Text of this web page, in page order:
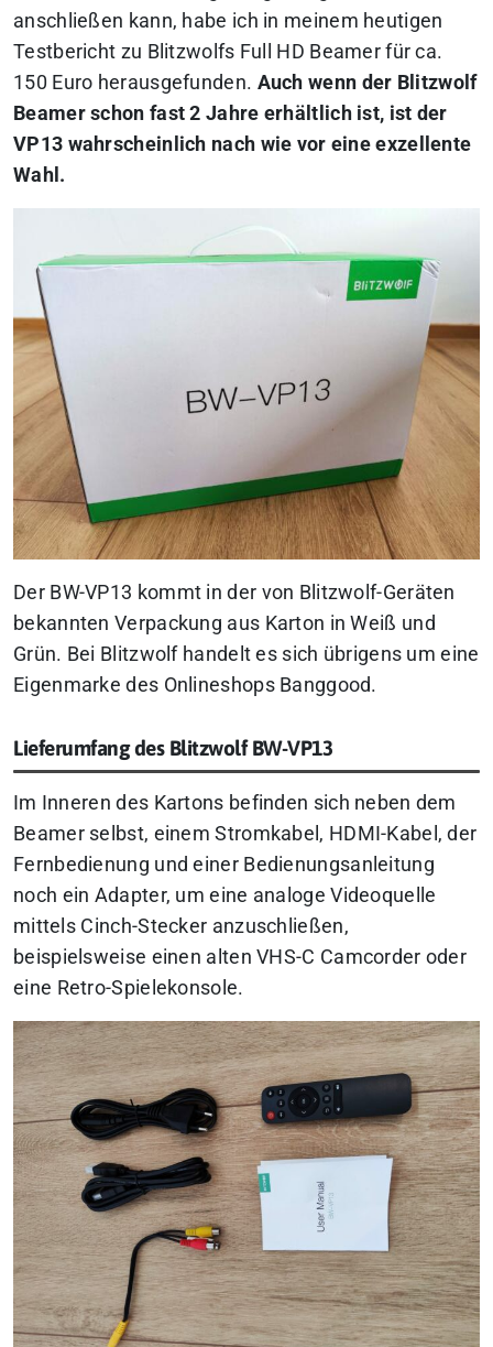
anschließen kann, habe ich in meinem heutigen
Testbericht zu Blitzwolfs Full HD Beamer für ca.
150 Euro herausgefunden. Auch wenn der Blitzwolf
Beamer schon fast 2 Jahre erhältlich ist, ist der
VP13 wahrscheinlich nach wie vor eine exzellente
Wahl.
Der BW-VP13 kommt in der von Blitzwolf-Geräten
bekannten Verpackung aus Karton in Weiß und
Grün. Bei Blitzwolf handelt es sich übrigens um eine
Eigenmarke des Onlineshops Banggood.
Lieferumfang des Blitzwolf BW-VP13
Im Inneren des Kartons befinden sich neben dem
Beamer selbst, einem Stromkabel, HDMI-Kabel, der
Fernbedienung und einer Bedienungsanleitung
noch ein Adapter, um eine analoge Videoquelle
mittels Cinch-Stecker anzuschließen,
beispielsweise einen alten VHS-C Camcorder oder
eine Retro-Spielekonsole.